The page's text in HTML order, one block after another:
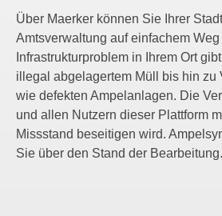
Über Maerker können Sie Ihrer
Amtsverwaltung auf einfachem
Infrastrukturproblem in Ihrem Ort
illegal abgelagertem Müll bis hin zu
wie defekten Ampelanlagen. Die
und allen Nutzern dieser Plattform
Missstand beseitigen wird.
Sie über den Stand der Bearbeitung.